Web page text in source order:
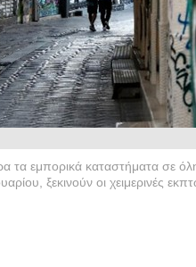
τα εμπορικά καταστήματα σε
ξεκινούν οι χειμερινές